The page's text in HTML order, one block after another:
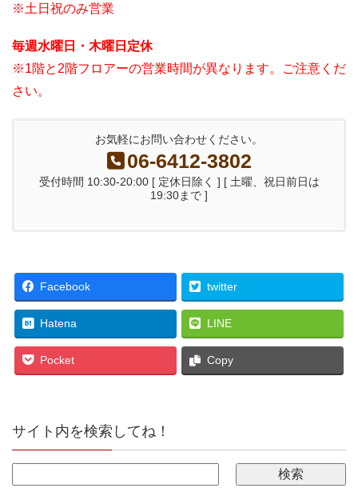
※土日祝のみ営業
毎週水曜日・木曜日定休
※1階と2階フロアーの営業時間が異なります。ご注意くだ
さい。
お気軽にお問い合わせください。
06-6412-3802
受付時間 10:30-20:00 [ 定休日除く ] [ 土曜、祝日前日は
19:30まで ]
Facebook twitter
Hatena LINE
Pocket Copy
サイト内を検索してね！